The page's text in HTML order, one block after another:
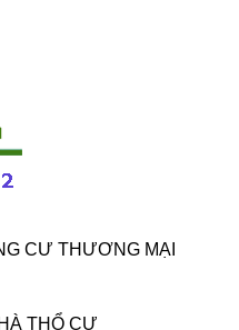
CƯ THƯƠNG MẠI
THỔ CƯ